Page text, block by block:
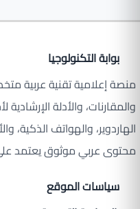
بوابة التكنولوجيا
منصة إعلامية تقنية عربية
والمقارنات، والأدلة
الهاردوير، والهواتف الذكية،
محتوى عربي موثوق يعتمد
سياسات الموقع